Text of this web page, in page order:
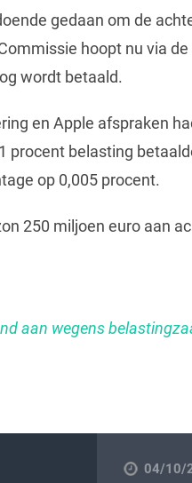
gedaan om de
hoopt nu via
wordt betaald.
en Apple afspraken
procent belasting
op 0,005 procent.
250 miljoen euro aan
aan wegens
04/10/